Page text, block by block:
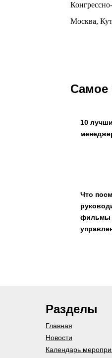
Москва,
Самое
10
Что
фильмы
Разделы
Главная
Новости
Календарь